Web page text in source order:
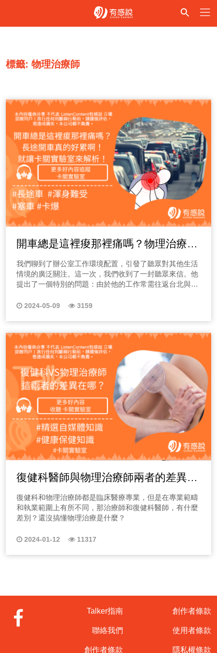
標籤: 物理治療師
開車總是這裡痠那裡痛嗎？物理治療師
來告訴你駕駛時如何調整姿勢！
我們聊到了辦公室工作環境配置，引發了聽眾對其他生活
情境的廣泛關注。這一次，我們收到了一封聽眾來信。他
提出了一個特別的問題：由於他的工作常需往返台北與台
2024-05-09 3159
復健科醫師與物理治療師兩者的差異在
哪？
復健科和物理治療師都是臨床醫療專業，但是在專業範疇
和執業範圍上有所不同，那治療師和復健科醫師，有什麼
差別？還沒搞懂物理治療是什麼？
2024-01-12 11317
Talker指南
聯絡我們
創作者條款
創作者條款
使用者條款
隱私權條款